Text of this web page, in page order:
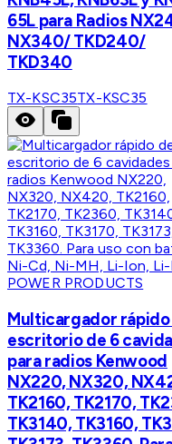
65L para Radios
NX340/ TKD240/
TKD340
TX-KSC35TX-KSC35
POWER PRODUCTS
Multicargador
escritorio de 6
para radios Kenwood
NX220, NX320,
TK2160, TK2170,
TK3140, TK3160,